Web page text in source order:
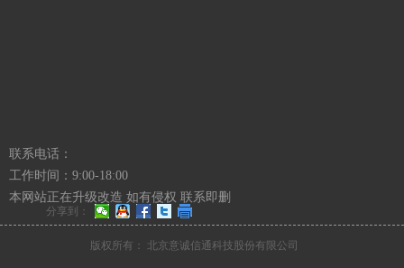
版权所有： 北京意诚信通科技股份有限公司
联系电话：
工作时间：9:00-18:00
本网站正在升级改造 如有侵权 联系即删
分享到：